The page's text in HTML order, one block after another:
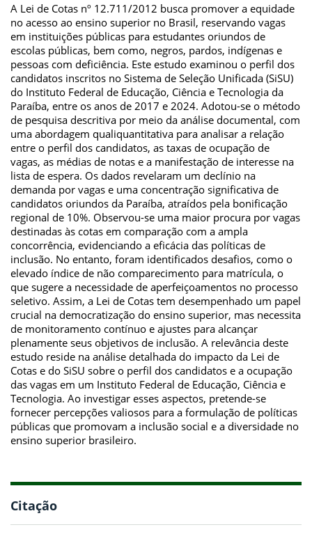
A Lei de Cotas nº 12.711/2012 busca promover a equidade
no acesso ao ensino superior no Brasil, reservando vagas
em instituições públicas para estudantes oriundos de
escolas públicas, bem como, negros, pardos, indígenas e
pessoas com deficiência. Este estudo examinou o perfil dos
candidatos inscritos no Sistema de Seleção Unificada (SiSU)
do Instituto Federal de Educação, Ciência e Tecnologia da
Paraíba, entre os anos de 2017 e 2024. Adotou-se o método
de pesquisa descritiva por meio da análise documental, com
uma abordagem qualiquantitativa para analisar a relação
entre o perfil dos candidatos, as taxas de ocupação de
vagas, as médias de notas e a manifestação de interesse na
lista de espera. Os dados revelaram um declínio na
demanda por vagas e uma concentração significativa de
candidatos oriundos da Paraíba, atraídos pela bonificação
regional de 10%. Observou-se uma maior procura por vagas
destinadas às cotas em comparação com a ampla
concorrência, evidenciando a eficácia das políticas de
inclusão. No entanto, foram identificados desafios, como o
elevado índice de não comparecimento para matrícula, o
que sugere a necessidade de aperfeiçoamentos no processo
seletivo. Assim, a Lei de Cotas tem desempenhado um papel
crucial na democratização do ensino superior, mas necessita
de monitoramento contínuo e ajustes para alcançar
plenamente seus objetivos de inclusão. A relevância deste
estudo reside na análise detalhada do impacto da Lei de
Cotas e do SiSU sobre o perfil dos candidatos e a ocupação
das vagas em um Instituto Federal de Educação, Ciência e
Tecnologia. Ao investigar esses aspectos, pretende-se
fornecer percepções valiosos para a formulação de políticas
públicas que promovam a inclusão social e a diversidade no
ensino superior brasileiro.
Citação